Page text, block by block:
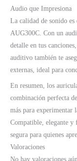
Audio que Impresiona
La calidad de sonido
AUG300C. Con un
detalle en tus
auditivo también te
externas, ideal para
En resumen, los
combinación perfecta
más para experimentar
Compatible, elegante y
segura para quienes
Valoraciones
No hay valoraciones